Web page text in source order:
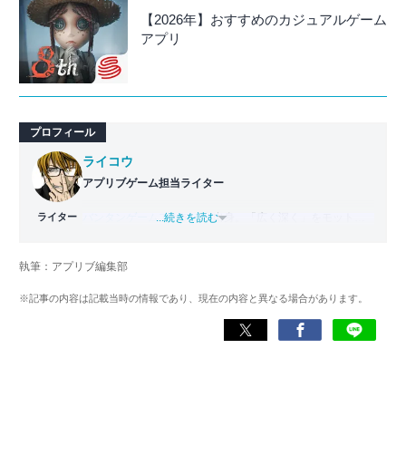
【2026年】おすすめのカジュアルゲーム
アプリ
プロフィール
ライター
ライコウ
アプリブゲーム担当ライター
バンタンゲームアカデミー 出身。「広く深く」をモットー
ゲームだけでも1,000本以上。ゲーム開発者を目指した経験
くして面白さを引き出し、人々に伝えるためゲームライタ
...続きを読む
執筆：アプリブ編集部
※記事の内容は記載当時の情報であり、現在の内容と異なる場合があります。